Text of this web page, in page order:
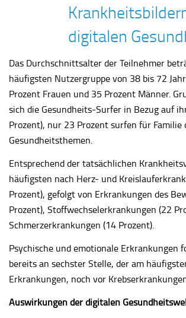
digitalen
Das Durchschnittsalter der Teilnehmer
häufigsten Nutzergruppe von 38 bis 72
Prozent Frauen und 35 Prozent Männer.
sich die Gesundheits-Surfer in Bezug auf
Prozent), nur 23 Prozent surfen für Familie
Gesundheitsthemen.
Entsprechend der tatsächlichen
häufigsten nach Herz- und
Prozent), gefolgt von Erkrankungen des
Prozent), Stoffwechselerkrankungen (22
Schmerzerkrankungen (14 Prozent).
Psychische und emotionale Erkrankungen
bereits an sechster Stelle, der am
Erkrankungen, noch vor
Auswirkungen der digitalen